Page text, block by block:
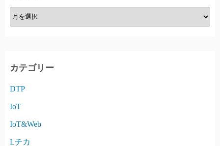
A
R
E
カテゴリー
DTP
IoT
IoT&Web
Lチカ